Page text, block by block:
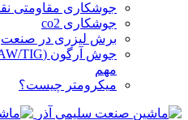
جوشکاری مقاومتی
جوشکاری co2
برش لیزری در صنعت
مهم
میکرومتر چیست؟